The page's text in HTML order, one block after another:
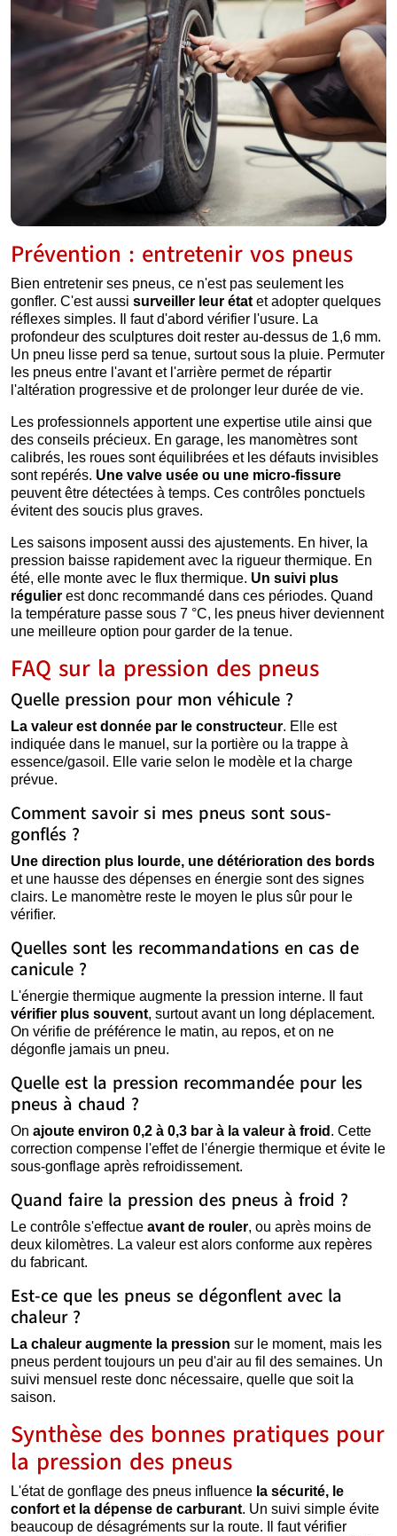
Prévention : entretenir vos pneus
Bien entretenir ses pneus, ce n'est pas seulement les
gonfler. C'est aussi surveiller leur étatet adopter quelques
réflexes simples. Il faut d'abord vérifier l'usure. La
profondeur des sculptures doit rester au-dessus de 1,6 mm.
Un pneu lisse perd sa tenue, surtout sous la pluie. Permuter
les pneus entre l'avant et l'arrière permet de répartir
l'altération progressive et de prolonger leur durée de vie.
Les professionnels apportent une expertise utile ainsi que
des conseils précieux. En garage, les manomètres sont
calibrés, les roues sont équilibrées et les défauts invisibles
sont repérés. Une valve usée ou une micro-fissure
peuvent être détectées à temps. Ces contrôles ponctuels
évitent des soucis plus graves.
Les saisons imposent aussi des ajustements. En hiver, la
pression baisse rapidement avec la rigueur thermique. En
été, elle monte avec le flux thermique. Un suivi plus
régulier est donc recommandé dans ces périodes. Quand
la température passe sous 7 °C, les pneus hiver deviennent
une meilleure option pour garder de la tenue.
FAQ sur la pression des pneus
Quelle pression pour mon véhicule ?
La valeur est donnée par le constructeur. Elle est
indiquée dans le manuel, sur la portière ou la trappe à
essence/gasoil. Elle varie selon le modèle et la charge
prévue.
Comment savoir si mes pneus sont sous-
gonflés ?
Une direction plus lourde, une détérioration des bords
et une hausse des dépenses en énergie sont des signes
clairs. Le manomètre reste le moyen le plus sûr pour le
vérifier.
Quelles sont les recommandations en cas de
canicule ?
L'énergie thermique augmente la pression interne. Il faut
vérifier plus souvent, surtout avant un long déplacement.
On vérifie de préférence le matin, au repos, et on ne
dégonfle jamais un pneu.
Quelle est la pression recommandée pour les
pneus à chaud ?
On ajoute environ 0,2 à 0,3 bar à la valeur à froid . Cette
correction compense l'effet de l'énergie thermique et évite le
sous-gonflage après refroidissement.
Quand faire la pression des pneus à froid ?
Le contrôle s'effectue avant de rouler, ou après moins de
deux kilomètres. La valeur est alors conforme aux repères
du fabricant.
Est-ce que les pneus se dégonflent avec la
chaleur ?
La chaleur augmente la pression sur le moment, mais les
pneus perdent toujours un peu d'air au fil des semaines. Un
suivi mensuel reste donc nécessaire, quelle que soit la
saison.
Synthèse des bonnes pratiques pour
la pression des pneus
L'état de gonflage des pneus influence la sécurité, le
confort et la dépense de carburant. Un suivi simple évite
beaucoup de désagréments sur la route. Il faut vérifier